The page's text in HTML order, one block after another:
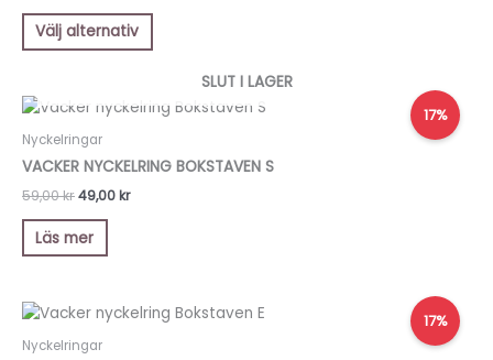
Välj alternativ
De
alternativen
kan
på
17%
SLUT I LAGER
Nyckelringar
VACKER NYCKELRING BOKSTAVEN S
59,00kr
Det
ursprungliga
priset
var:
59,00 kr.
49,00kr
Det
nuvarande
är:
49,00 kr.
Läs mer
17%
Nyckelringar
Det
ursprungliga
priset
Det
nuvarande